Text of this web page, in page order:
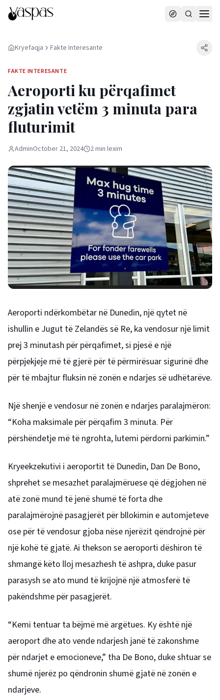
Kryefaqja Fakte Interesante
FAKTE INTERESANTE
Aeroporti ku përqafimet
zgjatin vetëm 3 minuta para
fluturimit
AdminOctober 21, 2024 2min lexim
Aeroporti ndërkombëtar në Dunedin, një qytet në
ishullin e Jugut të Zelandës së Re, ka vendosur një limit
prej 3 minutash për përqafimet, si pjesë e një
përpjekjeje më të gjerë për të përmirësuar sigurinë dhe
për të mbajtur fluksin në zonën e ndarjes së udhëtarëve.
Një shenjë e vendosur në zonën e ndarjes paralajmëron:
“Koha maksimale për përqafim 3 minuta. Për
përshëndetje më të ngrohta, lutemi përdorni parkimin.”
Kryeekzekutivi i aeroportit të Dunedin, Dan De Bono,
shprehet se mesazhet paralajmëruese që dëgjohen në
atë zonë mund të jenë shumë të forta dhe
paralajmërojnë pasagjerët për bllokimin e automjeteve
ose për të vendosur gjoba nëse njerëzit qëndrojnë për
një kohë të gjatë. Ai thekson se aeroporti dëshiron të
shmangë këto lloj mesazhesh të ashpra, duke pasur
parasysh se ato mund të krijojnë një atmosferë të
pakëndshme për pasagjerët.
“Kemi tentuar ta bëjmë më argëtues. Ky është një
aeroport dhe ato vende ndarjesh janë të zakonshme
për ndarjet e emocioneve,” tha De Bono, duke shtuar se
shumë njerëz po qëndronin shumë gjatë në zonën e
ndarjeve.